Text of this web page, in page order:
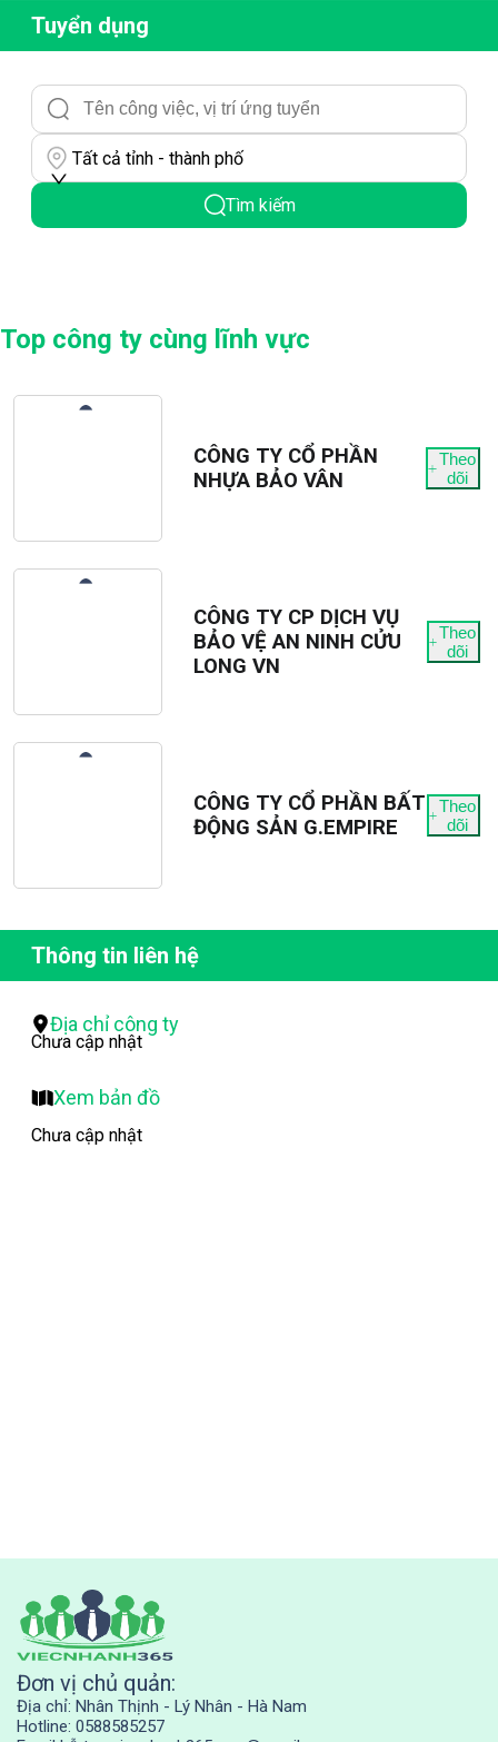
Tuyển dụng
Tất cả tỉnh - thành phố
Tìm kiếm
Top công ty cùng lĩnh vực
CÔNG TY CỔ PHẦN
NHỰA BẢO VÂN
Theo
dõi
CÔNG TY CP DỊCH VỤ
BẢO VỆ AN NINH CỬU
LONG VN
Theo
dõi
CÔNG TY CỔ PHẦN BẤT
ĐỘNG SẢN G.EMPIRE
Theo
dõi
Thông tin liên hệ
Địa chỉ công ty
Chưa cập nhật
Xem bản đồ
Chưa cập nhật
Đơn vị chủ quản:
Địa chỉ: Nhân Thịnh - Lý Nhân - Hà Nam
Hotline: 0588585257